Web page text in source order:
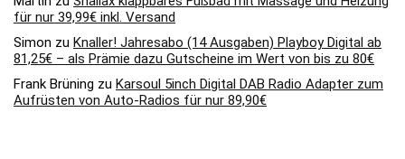
für nur 39,99€ inkl. Versand
Simon zu Knaller! Jahresabo (14 Ausgaben) Playboy Digital ab
81,25€ – als Prämie dazu Gutscheine im Wert von bis zu 80€
Frank Brüning zu Karsoul 5inch Digital DAB Radio Adapter zum
Aufrüsten von Auto-Radios für nur 89,90€